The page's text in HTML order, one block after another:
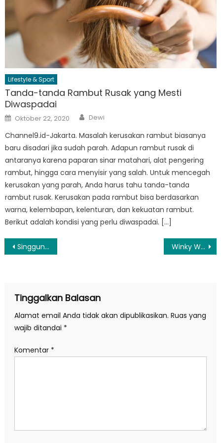
Lifestyle & Sport
Tanda-tanda Rambut Rusak yang Mesti
Diwaspadai
Posted
on
Oktober 22, 2020 Author
Dewi
Channel9.id-Jakarta. Masalah kerusakan rambut biasanya
baru disadari jika sudah parah. Adapun rambut rusak di
antaranya karena paparan sinar matahari, alat pengering
rambut, hingga cara menyisir yang salah. Untuk mencegah
kerusakan yang parah, Anda harus tahu tanda-tanda
rambut rusak. Kerusakan pada rambut bisa berdasarkan
warna, kelembapan, kelenturan, dan kekuatan rambut.
Berikut adalah kondisi yang perlu diwaspadai. […]
Navigasi
Singgung Kekaisaran Ottoman, Prabowo akan Bangun Pemerintahan yang Bersih Winky Wiryawan Gelar Pertunjukan ‘Rhythm Odyssey’ Rayakan 30 Tahun Berkarier
Tinggalkan Balasan
Alamat email Anda tidak akan dipublikasikan. Ruas yang
wajib ditandai *
Komentar *